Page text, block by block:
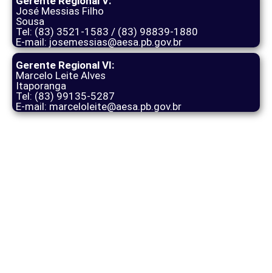
José Messias Filho
Sousa
Tel: (83) 3521-1583 / (83) 98839-1880
E-mail: josemessias@aesa.pb.gov.br
Gerente Regional VI:
Marcelo Leite Alves
Itaporanga
Tel: (83) 99135-5287
E-mail: marceloleite@aesa.pb.gov.br